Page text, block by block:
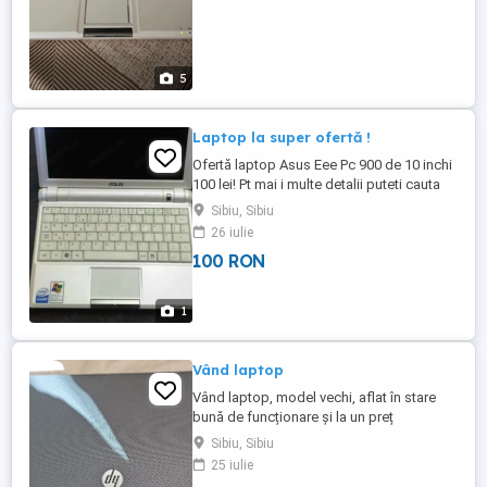
5
1
Laptop la super ofertă !
Ofertă laptop Asus Eee Pc 900 de 10 inchi
100 lei! Pt mai i multe detalii puteti cauta
modelul pe net. E un pret foarte bun .Cu
adaptor inclus Va rog lasati nr dvs in
mesaj daca doriti sa cumpărați.Anunt
valabil pt Sibiu .
Sibiu, Sibiu
26 iulie
100 RON
Vând laptop
Vând laptop, model vechi, aflat în stare
bună de funcționare și la un preț
negociabil
Sibiu, Sibiu
25 iulie